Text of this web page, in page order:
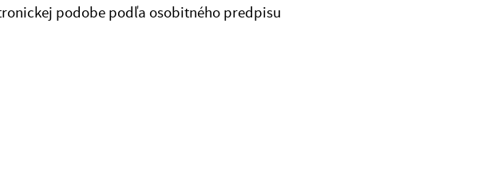
podobe podľa osobitného predpisu